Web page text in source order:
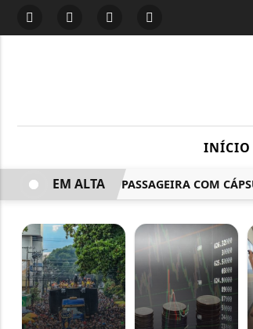
INÍCIO
PF PRENDE PASSAGEIRA COM
EM ALTA